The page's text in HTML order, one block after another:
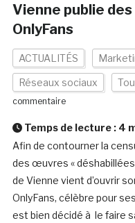
Vienne publie
OnlyFans
ACTUALITÉS
Réseaux sociaux
commentaire
Temps de lecture : 4
Afin de contourner la
des œuvres «
de Vienne vient d’ouvrir
OnlyFans, célèbre pour
est bien décidé à le faire